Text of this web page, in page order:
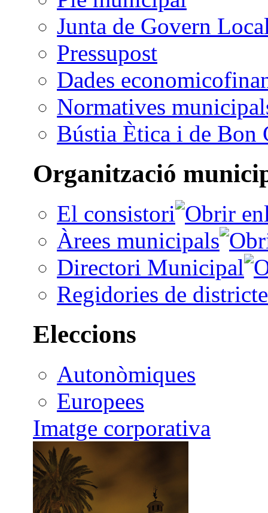
Junta de Govern
Pressupost
Dades
Normatives
Bústia Ètica i de Bon
Organització
El consistori
Àrees municipals
Directori Municipal
Regidories de districte
Eleccions
Autonòmiques
Europees
Imatge corporativa